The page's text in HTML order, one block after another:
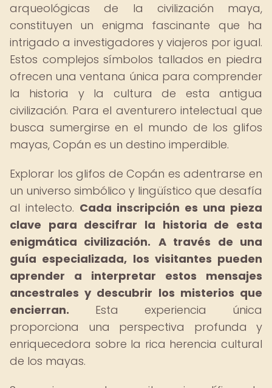
arqueológicas de la civilización maya,
constituyen un enigma fascinante que ha
intrigado a investigadores y viajeros por igual.
Estos complejos símbolos tallados en piedra
ofrecen una ventana única para comprender
la historia y la cultura de esta antigua
civilización. Para el aventurero intelectual que
busca sumergirse en el mundo de los glifos
mayas, Copán es un destino imperdible.
Explorar los glifos de Copán es adentrarse en
un universo simbólico y lingüístico que desafía
al intelecto. Cada inscripción es una pieza
clave para descifrar la historia de esta
enigmática civilización. A través de una
guía especializada, los visitantes pueden
aprender a interpretar estos mensajes
ancestrales y descubrir los misterios que
encierran. Esta experiencia única
proporciona una perspectiva profunda y
enriquecedora sobre la rica herencia cultural
de los mayas.